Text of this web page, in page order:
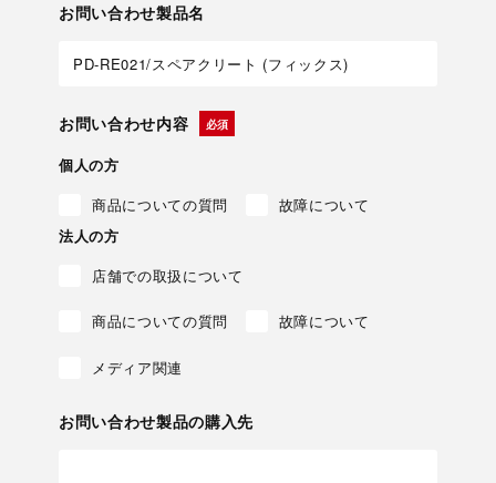
お問い合わせ製品名
お問い合わせ内容
個人の方
商品についての質問
故障について
法人の方
店舗での取扱について
商品についての質問 故障について
メディア関連
お問い合わせ製品の購入先